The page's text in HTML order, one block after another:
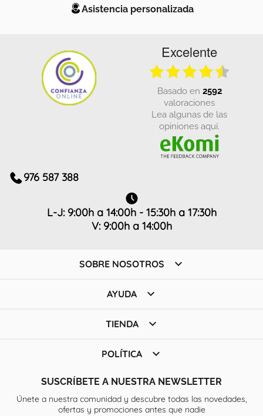
Asistencia personalizada
Excelente
basado en 2592
valoraciones
Lea algunas de las
opiniones aquí.
976 587 388
L-J: 9:00h a 14:00h - 15:30h a 17:30h
V: 9:00h a 14:00h
SOBRE NOSOTROS 
AYUDA 
TIENDA 
POLÍTICA 
SUSCRÍBETE A NUESTRA NEWSLETTER
Únete a nuestra comunidad y descubre todas las novedades,
ofertas y promociones antes que nadie